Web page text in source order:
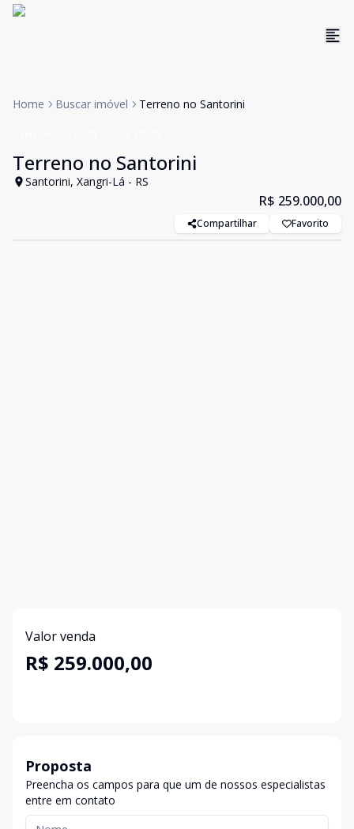
Home Buscar imóvel Terreno no Santorini
Terreno no Santorini
Santorini, Xangri-Lá - RS
R$ 259.000,00
Compartilhar Favorito
Valor venda
R$ 259.000,00
Proposta
Preencha os campos para que um de nossos especialistas
entre em contato